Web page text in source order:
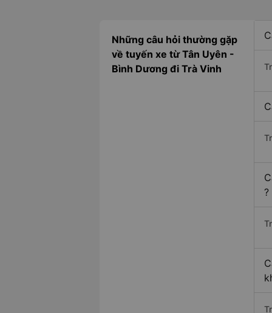
Những câu hỏi thường gặp
về tuyến xe từ Tân Uyên -
Bình Dương đi Trà Vinh
?